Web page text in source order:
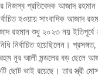
নিজস্ব প্রতিবেদক আজাদ
হওয়ায় সাংবাদিক আজাদ
রহমান শুধু ২০২৩ নয়
নির্বাচিত হয়েছিলেন। প্রসঙ্গত,
নূর আলী মন্ডলের বড় ছেলে
ছোট ভাই রয়েছে। তার স্ত্রী